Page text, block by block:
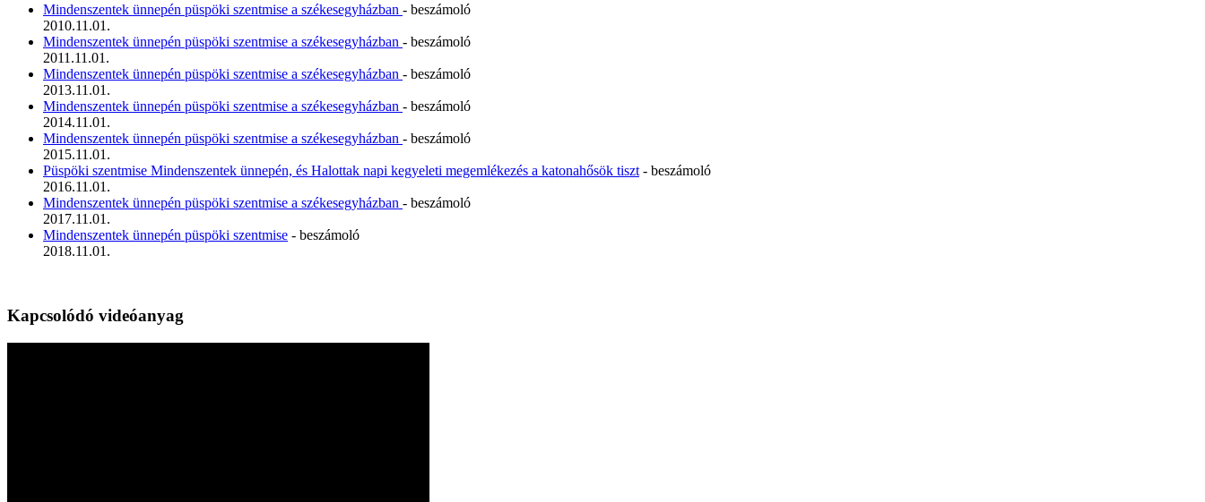
Mindenszentek ünnepén püspöki szentmise a székesegyházban - beszámoló
2010.11.01.
Mindenszentek ünnepén püspöki szentmise a székesegyházban - beszámoló
2011.11.01.
Mindenszentek ünnepén püspöki szentmise a székesegyházban - beszámoló
2013.11.01.
Mindenszentek ünnepén püspöki szentmise a székesegyházban - beszámoló
2014.11.01.
Mindenszentek ünnepén püspöki szentmise a székesegyházban - beszámoló
2015.11.01.
Püspöki szentmise Mindenszentek ünnepén, és Halottak napi kegyeleti megemlékezés a katonahősök tiszt - beszámoló
2016.11.01.
Mindenszentek ünnepén püspöki szentmise a székesegyházban - beszámoló
2017.11.01.
Mindenszentek ünnepén püspöki szentmise - beszámoló
2018.11.01.
Kapcsolódó videóanyag